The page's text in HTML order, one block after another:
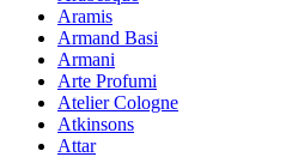
Aramis
Armand Basi
Armani
Arte Profumi
Atelier Cologne
Atkinsons
Attar